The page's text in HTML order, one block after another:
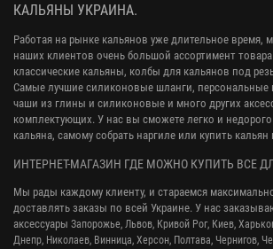
КАЛЬЯНЫ УКРАИНА.
Работая на рынке кальянов уже длительное время,
наших клиентов очень большой ассортимент
классические кальяны, колбы для кальянов под
Самые лучшие силиконовые шланги, персональные
чаши из глины и силиконовые и много других
комплектующих. У нас вы сможете легко и недорого
кальяна, самому собрать наргиле или купить кальян
ИНТЕРНЕТ-МАГАЗИН ГДЕ МОЖНО КУПИТЬ ВСЕ
Мы рады каждому клиенту, и стараемся
доставлять заказы по всей Украине. У нас
аксессуары Запорожье, Львов, Кривой Рог, Киев,
Днепр, Николаев, Винница, Херсон, Полтава, Чернигов,